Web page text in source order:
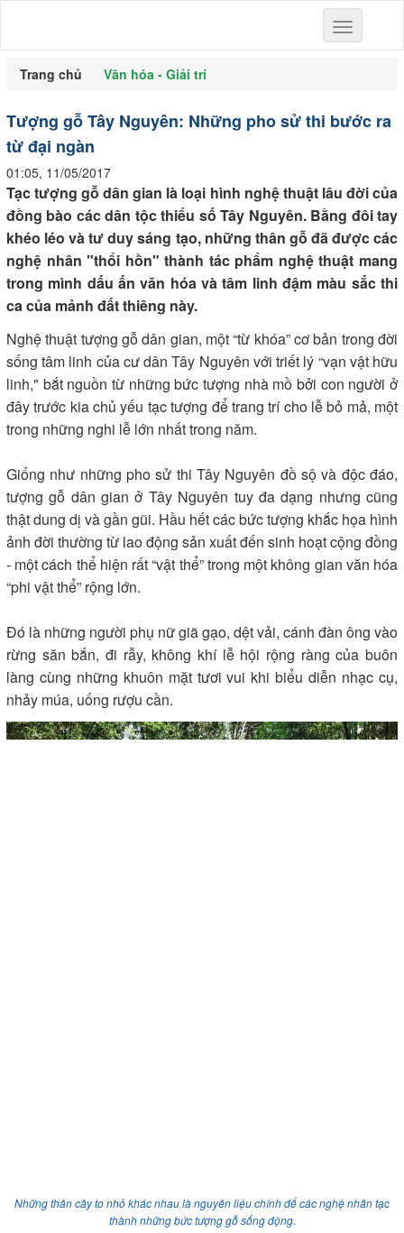
Toggle
navigation
Trang chủ
Văn hóa - Giải trí
Tượng gỗ Tây Nguyên: Những pho sử thi bước ra
từ đại ngàn
01:05, 11/05/2017
Tạc tượng gỗ dân gian là loại hình nghệ thuật lâu đời của
đồng bào các dân tộc thiểu số Tây Nguyên. Bằng đôi tay
khéo léo và tư duy sáng tạo, những thân gỗ đã được các
nghệ nhân "thổi hồn" thành tác phẩm nghệ thuật mang
trong mình dấu ấn văn hóa và tâm linh đậm màu sắc thi
ca của mảnh đất thiêng này.
Nghệ thuật tượng gỗ dân gian, một “từ khóa” cơ bản trong đời
sống tâm linh của cư dân Tây Nguyên với triết lý “vạn vật hữu
linh," bắt nguồn từ những bức tượng nhà mồ bởi con người ở
đây trước kia chủ yếu tạc tượng để trang trí cho lễ bỏ mả, một
trong những nghi lễ lớn nhất trong năm.
Giống như những pho sử thi Tây Nguyên đồ sộ và độc đáo,
tượng gỗ dân gian ở Tây Nguyên tuy đa dạng nhưng cũng
thật dung dị và gần gũi. Hầu hết các bức tượng khắc họa hình
ảnh đời thường từ lao động sản xuất đến sinh hoạt cộng đồng
- một cách thể hiện rất “vật thể” trong một không gian văn hóa
“phi vật thể” rộng lớn.
Đó là những người phụ nữ giã gạo, dệt vải, cánh đàn ông vào
rừng săn bắn, đi rẫy, không khí lễ hội rộng ràng của buôn
làng cùng những khuôn mặt tươi vui khi biểu diễn nhạc cụ,
nhảy múa, uống rượu cần.
Những thân cây to nhỏ khác nhau là nguyên liệu chính để các nghệ nhân tạc
thành những bức tượng gỗ sống động.